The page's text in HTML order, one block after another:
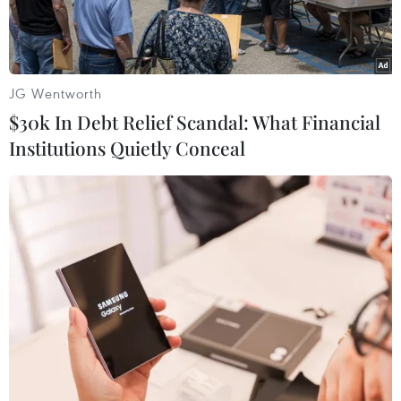
bảo điều kiện.
Quang cảnh cuộc họp. (Ảnh: Phạm Kiên/TTXVN)
Chiều 30/11, chủ trì cuộc họp với các bộ, ngành
về điều hành tăng trưởng tín dụng trong thời
gian cuối năm 2023, Phó Thủ tướng Lê Minh
Khái nêu rõ hiện tăng trưởng tín dụng đạt
JG Wentworth
$30k In Debt Relief Scandal: What Financial
Institutions Quietly Conceal